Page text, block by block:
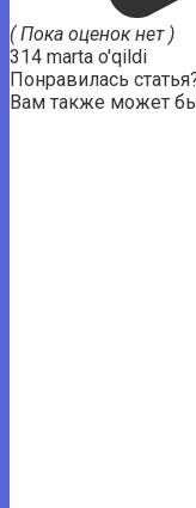
( Пока оценок нет )
314 marta o'qildi
Понравилась
Вам также может